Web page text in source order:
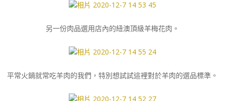
另一份肉品選用店內的紐澳頂級羊梅花肉。
平常火鍋就常吃羊肉的我們，特別想試試這裡對於羊肉的選品標準。